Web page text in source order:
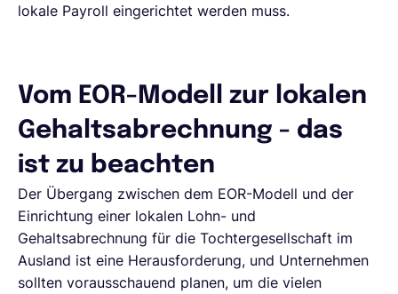
lokale Payroll eingerichtet werden muss.
Vom EOR-Modell zur lokalen
Gehaltsabrechnung - das
ist zu beachten
Der Übergang zwischen dem EOR-Modell und der
Einrichtung einer lokalen Lohn- und
Gehaltsabrechnung für die Tochtergesellschaft im
Ausland ist eine Herausforderung, und Unternehmen
sollten vorausschauend planen, um die vielen